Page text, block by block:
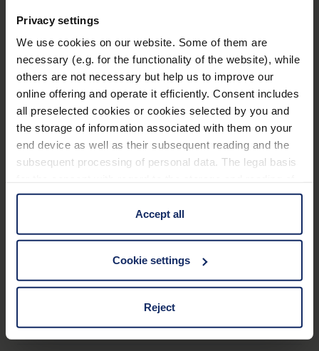
Privacy settings
We use cookies on our website. Some of them are
necessary (e.g. for the functionality of the website), while
others are not necessary but help us to improve our
online offering and operate it efficiently. Consent includes
all preselected cookies or cookies selected by you and
the storage of information associated with them on your
end device as well as their subsequent reading and the
subsequent processing of personal data. The legal basis
information is Art. 25 para. 1 TDDDG and with regard to
the processing of personal data Art. 6 para. 1 lit. a
GDPR. We also use cookies from third-party providers.
cases, the consent in these cases the transfer of data to
third countries, in particular to the U.S.A.
Accept all
Cookie settings
Reject
Le remplissage azote empêche l‘optique interne
de s‘embuer même en cas de variations
importantes d‘altitude et de température.
Les oculaires garantissent un champ visuel
optimal, même en portant des lunettes.
Le filetage pour trépied permet une observation
Accessoires
Lanière rembourrée, caches de protection,
sacoche de transport haute qualité.
Caractéristiques techniques
caractéristiques de base
Caractéristiques du verre
Données optiques
Garantie